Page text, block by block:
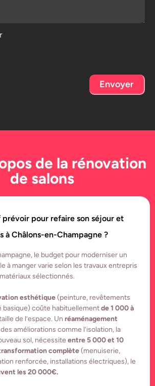
Envoyer
de la rénovation
de salons
pour refaire son séjour et
à Châlons-en-Champagne ?
le budget pour moderniser un
à manger varie selon les travaux entrepris
sélectionnés.
esthétique(peinture, revêtements
basique) coûte habituellementde 1 000 à
de l’espace. Un réaménagement
améliorations comme l’isolation, la
sol, nécessite entre 5 000 et 10
complète(menuiserie,
renforcée, installations électriques), le
les 20 000€.